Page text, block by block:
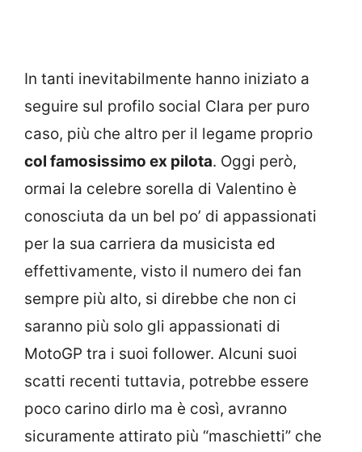
In tanti inevitabilmente hanno iniziato a
seguire sul profilo social Clara per puro
caso, più che altro per il legame proprio
col famosissimo ex pilota. Oggi però,
ormai la celebre sorella di Valentino è
conosciuta da un bel po’ di appassionati
per la sua carriera da musicista ed
effettivamente, visto il numero dei fan
sempre più alto, si direbbe che non ci
saranno più solo gli appassionati di
MotoGP tra i suoi follower. Alcuni suoi
scatti recenti tuttavia, potrebbe essere
poco carino dirlo ma è così, avranno
sicuramente attirato più “maschietti” che